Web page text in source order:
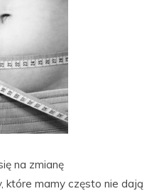
na zmianę
które mamy często nie dają